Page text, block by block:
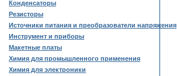
Конденсаторы
Резисторы
Источники питания и преобразователи напряжения
Инструмент и приборы
Макетные платы
Химия для промышленного применения
Химия для электроники